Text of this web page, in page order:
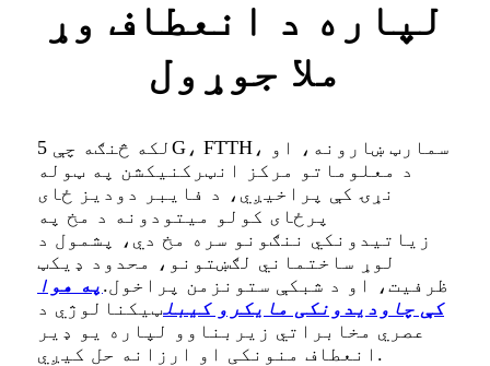
لپاره د انعطاف وړ
ملا جوړول
لکه څنګه چې 5G، FTTH، سمارټ ښارونه، او
د معلوماتو مرکز انټرکنیکشن په ټوله
نړۍ کې پراخیږي، د فایبر دودیز ځای
پرځای کولو میتودونه د مخ په
زیاتیدونکي ننګونو سره مخ دي، پشمول د
لوړ ساختماني لګښتونو، محدود ډیکټ
ظرفیت، او د شبکې ستونزمن پراخول. په هوا
کې چاودیدونکی مایکرو کیبلټیکنالوژي د
عصري مخابراتي زیربناوو لپاره یو ډیر
انعطاف منونکی او ارزانه حل کیږي.